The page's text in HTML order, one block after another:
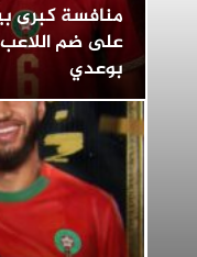
منافسة كبرى
على ضم
بوعدي